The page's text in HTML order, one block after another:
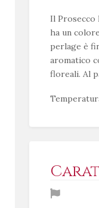
Il Prosecco
ha un
perlage è
aromatico
floreali. Al